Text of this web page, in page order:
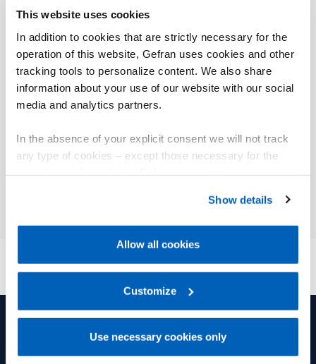
This website uses cookies
In addition to cookies that are strictly necessary for the
operation of this website, Gefran uses cookies and other
tracking tools to personalize content. We also share
information about your use of our website with our social
media and analytics partners.
In the absence of your explicit consent we will not track
any type of cookies – except those necessary for the
Gefran - Cookie
policy.
regarding processing of personal data, at the following
Gefran - Privacy Policy.
Show details
Allow all cookies
Customize
Use necessary cookies only
面板使用GEODE 32位处理器，配套的RAM范围取决于安
装的操作系统，从最小256MB到最大1GB不等。
完全无活动部件和无扇冷却系统是极其重要的特点。
所有产品均可在GF_ Project VX编程环境进行编程。
01 说明
集团